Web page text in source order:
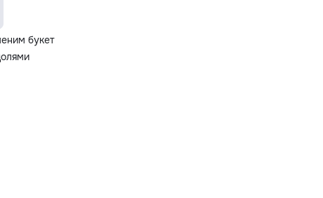
букет